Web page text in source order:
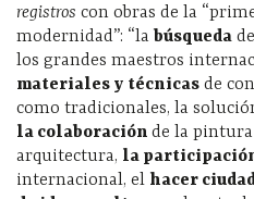
registros con obras de la
modernidad”: “la búsqueda
los grandes maestros
materiales y técnicas de
como tradicionales, la
la colaboración de la
arquitectura, la
internacional, el hacer